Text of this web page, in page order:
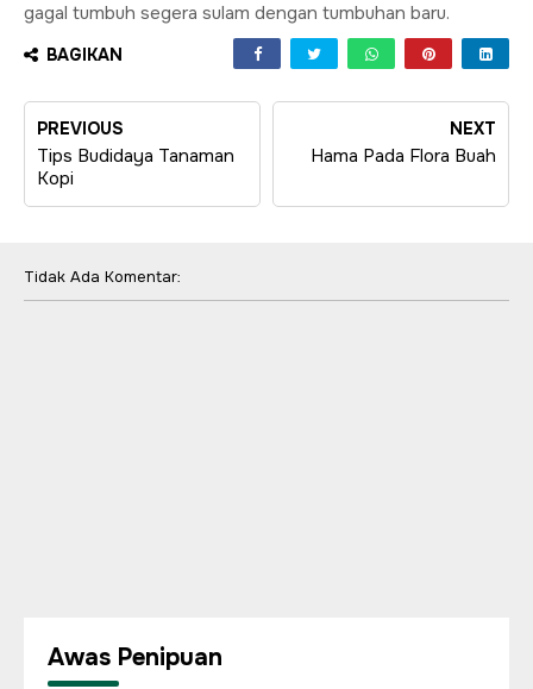
gagal tumbuh segera sulam dengan tumbuhan baru.
BAGIKAN
NEXT
Hama Pada Flora Buah
PREVIOUS
Tips Budidaya Tanaman
Kopi
Tidak Ada Komentar:
Awas Penipuan